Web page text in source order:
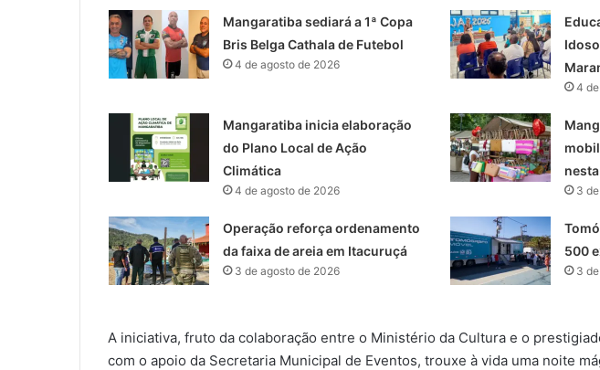
Mangaratiba sediará a 1ª Copa
Bris Belga Cathala de Futebol
4 de agosto de 2026
4
Mangaratiba inicia elaboração
do Plano Local de Ação
Climática
4 de agosto de 2026 3
Operação reforça ordenamento
da faixa de areia em Itacuruçá
3 de agosto de 2026
500
3
A iniciativa, fruto da colaboração entre o Ministério da Cultura e o
com o apoio da Secretaria Municipal de Eventos, trouxe à vida uma noite